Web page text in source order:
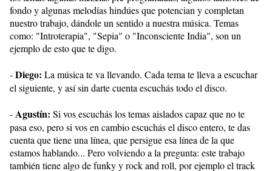
fondo y algunas melodías hindúes que potencian y completan
nuestro trabajo, dándole un sentido a nuestra música. Temas
como: "Introterapia", "Sepia" o "Inconsciente India", son un
ejemplo de esto que te digo.
-Diego: La música te va llevando. Cada tema te lleva a escuchar
el siguiente, y así sin darte cuenta escuchás todo el disco.
-Agustín: Si vos escuchás los temas aislados capaz que no te
pasa eso, pero si vos en cambio escuchás el disco entero, te das
cuenta que tiene una línea, que persigue esa línea de la que
estamos hablando... Pero volviendo a la pregunta: este trabajo
también tiene algo de funky y rock and roll, por ejemplo el track